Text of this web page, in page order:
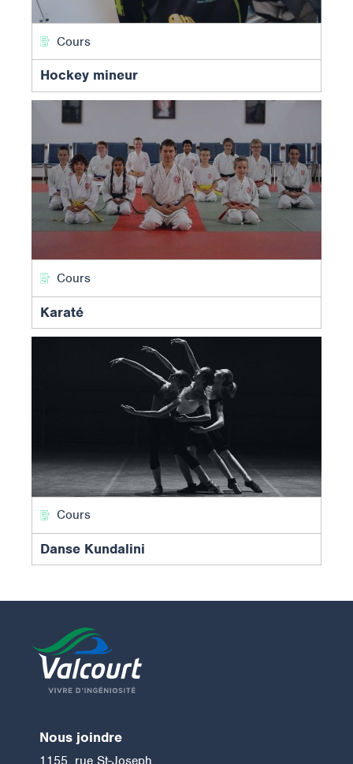
Cours
Hockey mineur
Cours
Karaté
Cours
Danse Kundalini
Nous joindre